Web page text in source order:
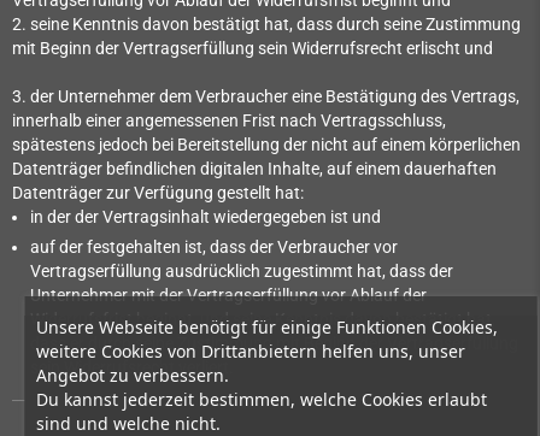
Unsere Webseite benötigt für einige Funktionen Cookies,
weitere Cookies von Drittanbietern helfen uns, unser
Angebot zu verbessern.
Du kannst jederzeit bestimmen, welche Cookies erlaubt
sind und welche nicht.
2. seine Kenntnis davon bestätigt hat, dass durch seine Zustimmung
mit Beginn der Vertragserfüllung sein Widerrufsrecht erlischt und
3. der Unternehmer dem Verbraucher eine Bestätigung des Vertrags,
innerhalb einer angemessenen Frist nach Vertragsschluss,
spätestens jedoch bei Bereitstellung der nicht auf einem körperlichen
Datenträger befindlichen digitalen Inhalte, auf einem dauerhaften
Datenträger zur Verfügung gestellt hat:
in der der Vertragsinhalt wiedergegeben ist und
auf der festgehalten ist, dass der Verbraucher vor
Vertragserfüllung ausdrücklich zugestimmt hat, dass der
Unternehmer mit der Vertragserfüllung vor Ablauf der
Widerrufsfrist beginnt, und seine Kenntnis davon bestätigt hat,
dass er durch seine Zustimmung mit Beginn der Vertragserfüllung
sein Widerrufsrecht verliert.